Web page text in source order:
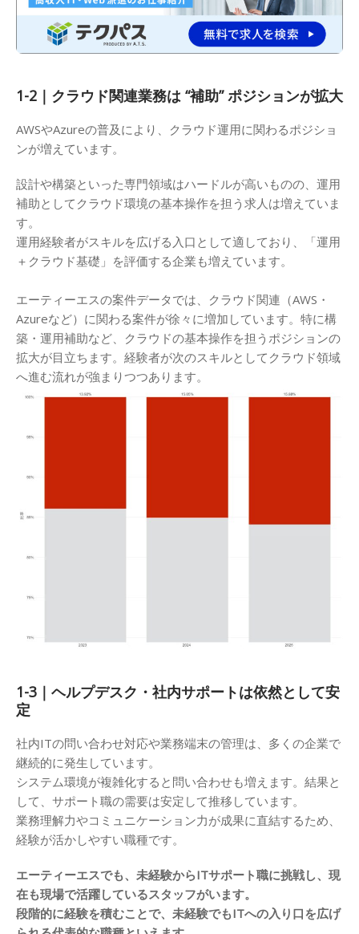
1-2｜クラウド関連業務は “補助” ポジションが拡大
AWSやAzureの普及により、クラウド運用に関わるポジショ
ンが増えています。
設計や構築といった専門領域はハードルが高いものの、運用
補助としてクラウド環境の基本操作を担う求人は増えていま
す。
運用経験者がスキルを広げる入口として適しており、「運用
＋クラウド基礎」を評価する企業も増えています。
エーティーエスの案件データでは、クラウド関連（AWS・
Azureなど）に関わる案件が徐々に増加しています。特に構
築・運用補助など、クラウドの基本操作を担うポジションの
拡大が目立ちます。経験者が次のスキルとしてクラウド領域
へ進む流れが強まりつつあります。
1-3｜ヘルプデスク・社内サポートは依然として安
定
社内ITの問い合わせ対応や業務端末の管理は、多くの企業で
継続的に発生しています。
システム環境が複雑化すると問い合わせも増えます。結果と
して、サポート職の需要は安定して推移しています。
業務理解力やコミュニケーション力が成果に直結するため、
経験が活かしやすい職種です。
エーティーエスでも、未経験からITサポート職に挑戦し、現
在も現場で活躍しているスタッフがいます。
段階的に経験を積むことで、未経験でもITへの入り口を広げ